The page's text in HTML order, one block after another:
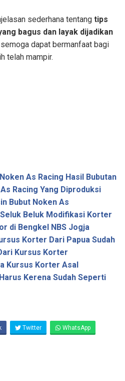
sederhana tentang tips
bagus dan layak dijadikan
dapat bermanfaat bagi
telah mampir.
As Racing Hasil Bubutan
Racing Yang Diproduksi
Bubut Noken As
Beluk Modifikasi Korter
di Bengkel NBS Jogja
Korter Dari Papua Sudah
Kursus Korter
Kursus Korter Asal
Kerena Sudah Seperti
Twitter WhatsApp